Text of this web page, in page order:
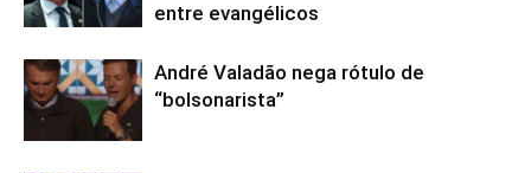
entre evangélicos
André Valadão nega rótulo de
“bolsonarista”